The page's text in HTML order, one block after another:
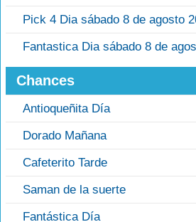
Pick 4 Dia sábado 8 de agosto
Fantastica Dia sábado 8 de
Chances
Antioqueñita Día
Dorado Mañana
Cafeterito Tarde
Saman de la suerte
Fantástica Día